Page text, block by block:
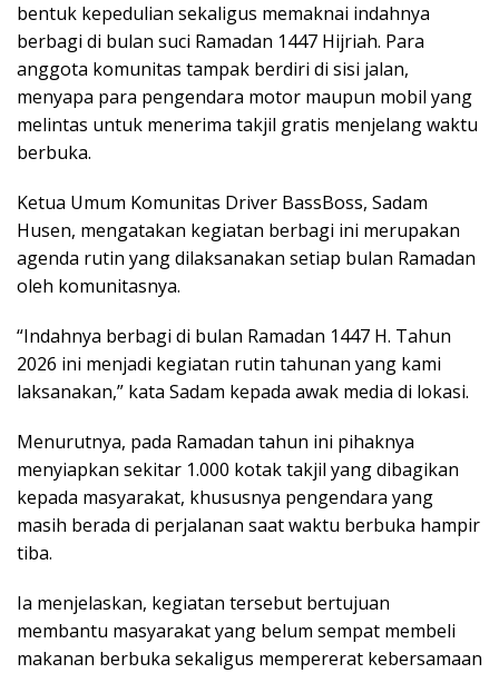
bentuk kepedulian sekaligus memaknai indahnya
berbagi di bulan suci Ramadan 1447 Hijriah. Para
anggota komunitas tampak berdiri di sisi jalan,
menyapa para pengendara motor maupun mobil yang
melintas untuk menerima takjil gratis menjelang waktu
berbuka.
Ketua Umum Komunitas Driver BassBoss, Sadam
Husen, mengatakan kegiatan berbagi ini merupakan
agenda rutin yang dilaksanakan setiap bulan Ramadan
oleh komunitasnya.
“Indahnya berbagi di bulan Ramadan 1447 H. Tahun
2026 ini menjadi kegiatan rutin tahunan yang kami
laksanakan,” kata Sadam kepada awak media di lokasi.
Menurutnya, pada Ramadan tahun ini pihaknya
menyiapkan sekitar 1.000 kotak takjil yang dibagikan
kepada masyarakat, khususnya pengendara yang
masih berada di perjalanan saat waktu berbuka hampir
tiba.
Ia menjelaskan, kegiatan tersebut bertujuan
membantu masyarakat yang belum sempat membeli
makanan berbuka sekaligus mempererat kebersamaan